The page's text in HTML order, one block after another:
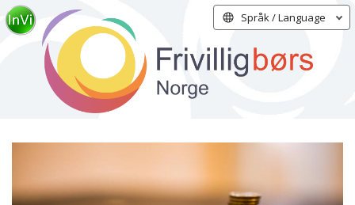
Språk / Language